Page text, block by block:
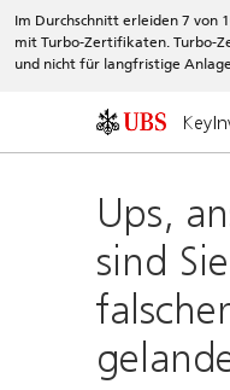
Im Durchschnitt erleiden 7 von
mit Turbo-Zertifikaten. Turbo-
und nicht für langfristige
Ups,
sind